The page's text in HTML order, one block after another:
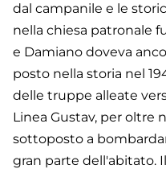
dal campanile e le
nella chiesa patronale
e Damiano doveva
posto nella storia nel
delle truppe alleate
Linea Gustav, per oltre
sottoposto a
gran parte dell'abitato.